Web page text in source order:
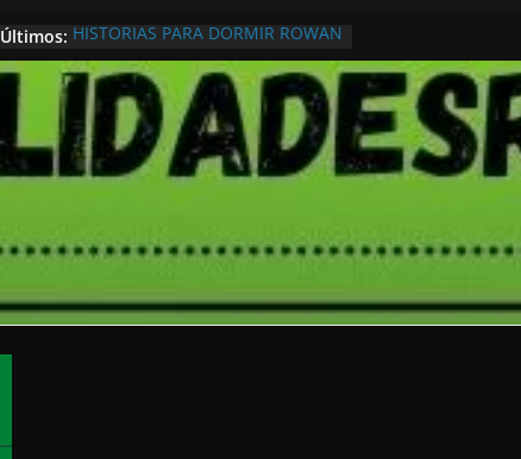
Últimos: HISTORIAS PARA DORMIR ROWAN